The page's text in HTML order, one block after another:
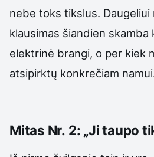
nebe toks tikslus. Daugeliui
klausimas šiandien skamba
elektrinė brangi, o per kiek
atsipirktų konkrečiam
Mitas Nr. 2: „Ji taupo